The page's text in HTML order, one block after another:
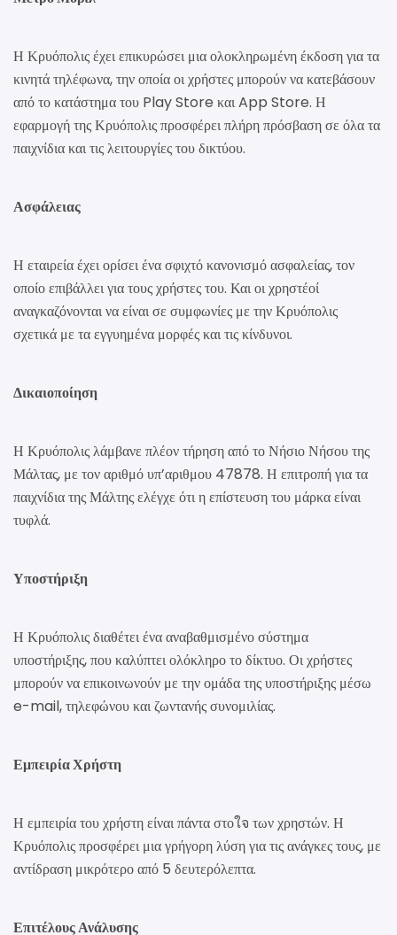
Η Κρυόπολις έχει επικυρώσει μια ολοκληρωμένη έκδοση για τα
κινητά τηλέφωνα, την οποία οι χρήστες μπορούν να κατεβάσουν
από το κατάστημα του Play Store και App Store. Η
εφαρμογή της Κρυόπολις προσφέρει πλήρη πρόσβαση σε όλα τα
παιχνίδια και τις λειτουργίες του δικτύου.
Ασφάλειας
Η εταιρεία έχει ορίσει ένα σφιχτό κανονισμό ασφαλείας, τον
οποίο επιβάλλει για τους χρήστες του. Και οι χρηστέοί
αναγκαζόνονται να είναι σε συμφωνίες με την Κρυόπολις
σχετικά με τα εγγυημένα μορφές και τις κίνδυνοι.
Δικαιοποίηση
Η Κρυόπολις λάμβανε πλέον τήρηση από το Νήσιο Νήσου της
Μάλτας, με τον αριθμό υπ’αριθμου 47878. Η επιτροπή για τα
παιχνίδια της Μάλτης ελέγχε ότι η επίστευση του μάρκα είναι
τυφλά.
Υποστήριξη
Η Κρυόπολις διαθέτει ένα αναβαθμισμένο σύστημα
υποστήριξης, που καλύπτει ολόκληρο το δίκτυο. Οι χρήστες
μπορούν να επικοινωνούν με την ομάδα της υποστήριξης μέσω
e-mail, τηλεφώνου και ζωντανής συνομιλίας.
Εμπειρία Χρήστη
Η εμπειρία του χρήστη είναι πάντα στοใจ των χρηστών. Η
Κρυόπολις προσφέρει μια γρήγορη λύση για τις ανάγκες τους, με
αντίδραση μικρότερο από 5 δευτερόλεπτα.
Επιτέλους Ανάλυσης